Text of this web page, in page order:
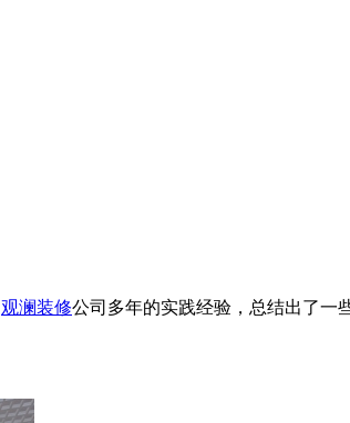
观澜装修公司多年的实践经验，总结出了一